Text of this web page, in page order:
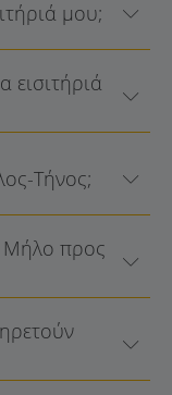
μου;
εισιτήριά
Τήνος;
Μήλο προς